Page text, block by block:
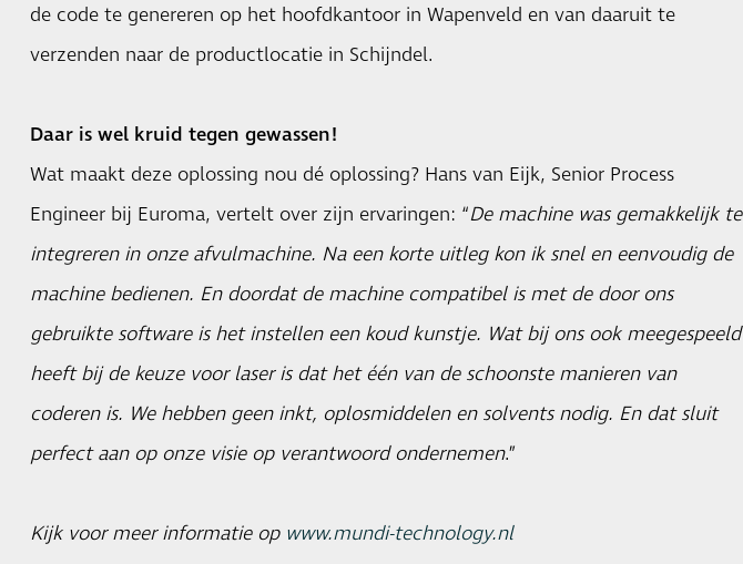
de code te genereren op het hoofdkantoor in Wapenveld en van daaruit te
verzenden naar de productlocatie in Schijndel.
Daar is wel kruid tegen gewassen!
Wat maakt deze oplossing nou dé oplossing? Hans van Eijk, Senior Process
Engineer bij Euroma, vertelt over zijn ervaringen: “De machine was gemakkelijk te
integreren in onze afvulmachine. Na een korte uitleg kon ik snel en eenvoudig de
machine bedienen. En doordat de machine compatibel is met de door ons
gebruikte software is het instellen een koud kunstje. Wat bij ons ook meegespeeld
heeft bij de keuze voor laser is dat het één van de schoonste manieren van
coderen is. We hebben geen inkt, oplosmiddelen en solvents nodig. En dat sluit
perfect aan op onze visie op verantwoord ondernemen.”
Kijk voor meer informatie op www.mundi-technology.nl